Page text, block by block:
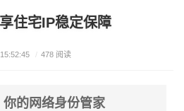
住宅IP稳定保障
/ 478 阅读
的网络身份管家